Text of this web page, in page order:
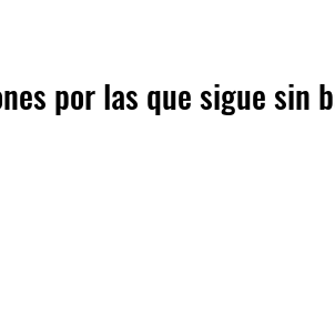
por las que sigue sin